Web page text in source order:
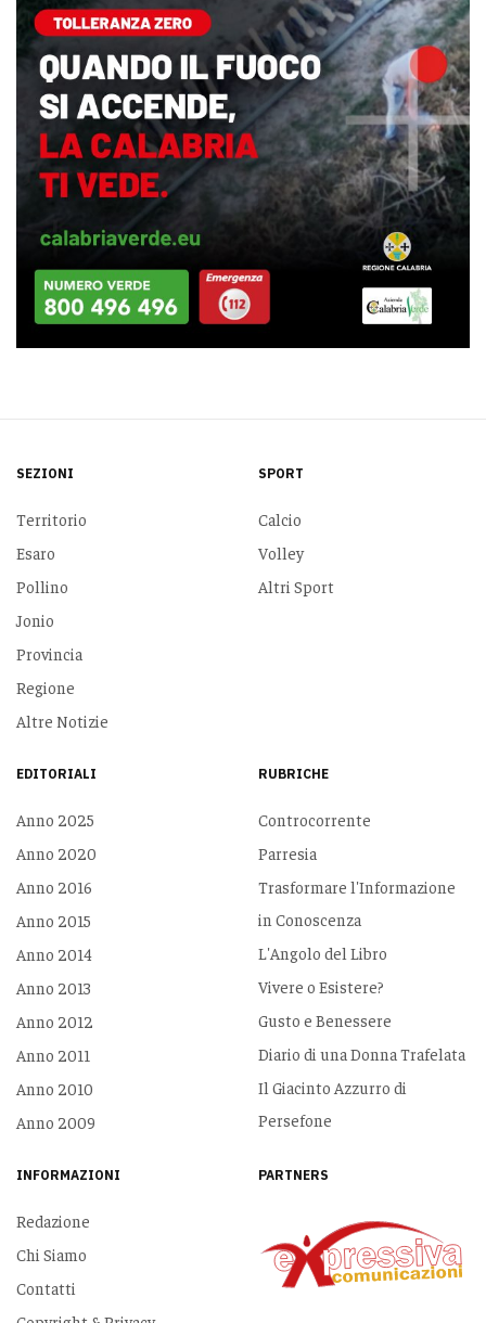
SEZIONI
Territorio
Esaro
Pollino
Jonio
Provincia
Regione
Altre Notizie
SPORT
Calcio
Volley
Altri Sport
EDITORIALI
Anno 2025
Anno 2020
Anno 2016
Anno 2015
Anno 2014
Anno 2013
Anno 2012
Anno 2011
Anno 2010
Anno 2009
RUBRICHE
Controcorrente
Parresia
Trasformare l'Informazione
in Conoscenza
L'Angolo del Libro
Vivere o Esistere?
Gusto e Benessere
Diario di una Donna Trafelata
Il Giacinto Azzurro di
Persefone
INFORMAZIONI
Redazione
Chi Siamo
Contatti
PARTNERS